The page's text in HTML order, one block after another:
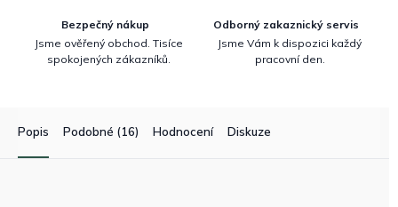
Bezpečný nákup
Jsme ověřený obchod. Tisíce
spokojených zákazníků.
Odborný zakaznický servis
Jsme Vám k dispozici každý
pracovní den.
Popis Podobné (16) Hodnocení Diskuze